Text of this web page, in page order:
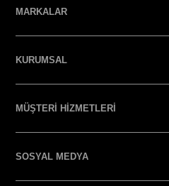
MARKALAR
KURUMSAL
MÜŞTERİ HİZMETLERİ
SOSYAL MEDYA